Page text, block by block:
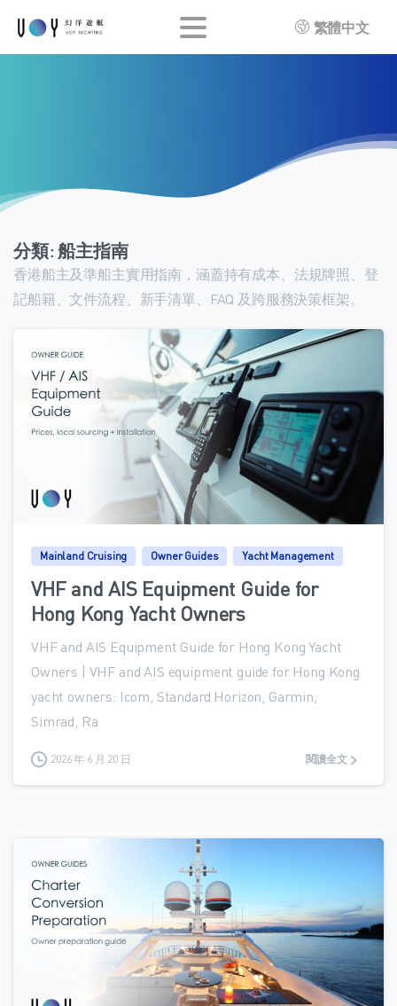
繁體中文
分類:船主指南
香港船主及準船主實用指南，涵蓋持有成本、法規牌照、登
記船籍、文件流程、新手清單、FAQ 及跨服務決策框架。
Mainland Cruising Owner Guides Yacht Management
VHF and AIS Equipment Guide for
Hong Kong Yacht Owners
VHF and AIS Equipment Guide for Hong Kong Yacht
Owners | VHF and AIS equipment guide for Hong Kong
yacht owners: Icom, Standard Horizon, Garmin,
Simrad, Ra
2026 年 6 月 20 日 閱讀全文
0